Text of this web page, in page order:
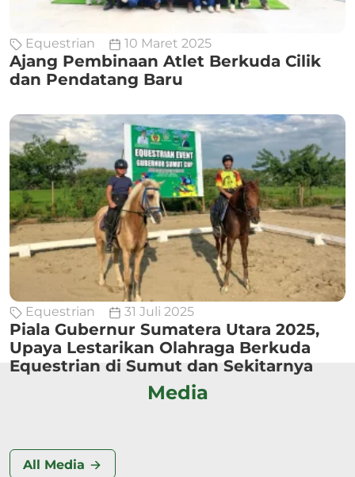
Equestrian 10 Maret 2025
Ajang Pembinaan Atlet Berkuda Cilik
dan Pendatang Baru
Equestrian 31 Juli 2025
Piala Gubernur Sumatera Utara 2025,
Upaya Lestarikan Olahraga Berkuda
Equestrian di Sumut dan Sekitarnya
Media
All Media